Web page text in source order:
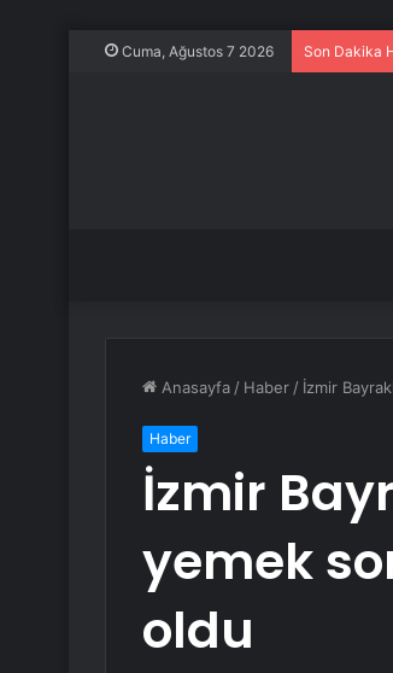
Cuma, Ağustos 7 2026 Son Dakika
Anasayfa / Haber / İzmir
Haber
İzmir
yemek
oldu